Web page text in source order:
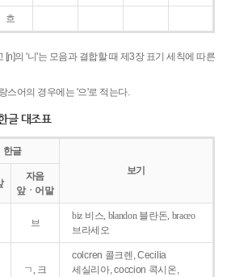
흐
[ɲ]의 '니'는 모음과 결합할 때 제3장 표기 세칙에 따른
스어의 경우에는 '으'로 적는다.
글 대조표
한글
보기
자음
앞ㆍ어말
브
biz 비스, blandon 블란돈, braceo
브라세오
ㄱ, 크
colcren 콜크렌, Cecilia
세실리아, coccion 콕시온,